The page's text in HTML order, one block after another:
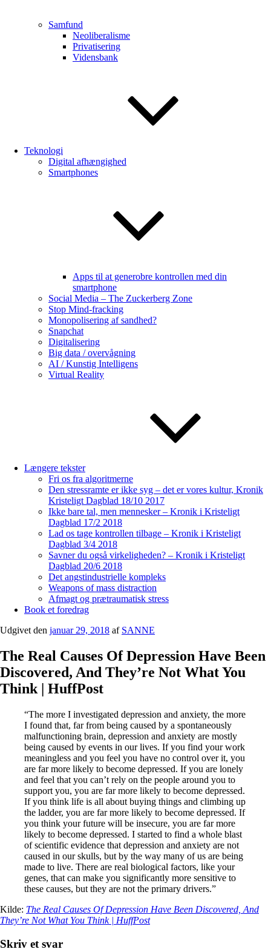
Samfund
Neoliberalisme
Privatisering
Vidensbank
Teknologi
Digital afhængighed
Smartphones
Apps til at generobre kontrollen med din
smartphone
Social Media – The Zuckerberg Zone
Stop Mind-fracking
Monopolisering af sandhed?
Snapchat
Digitalisering
Big data / overvågning
AI / Kunstig Intelligens
Virtual Reality
Længere tekster
Fri os fra algoritmerne
Den stressramte er ikke syg – det er vores kultur, Kronik
Kristeligt Dagblad 18/10 2017
Ikke bare tal, men mennesker – Kronik i Kristeligt
Dagblad 17/2 2018
Lad os tage kontrollen tilbage – Kronik i Kristeligt
Dagblad 3/4 2018
Savner du også virkeligheden? – Kronik i Kristeligt
Dagblad 20/6 2018
Det angstindustrielle kompleks
Weapons of mass distraction
Afmagt og prætraumatisk stress
Book et foredrag
Udgivet den januar 29, 2018 af SANNE
The Real Causes Of Depression Have Been
Discovered, And They’re Not What You
Think | HuffPost
“The more I investigated depression and anxiety, the more
I found that, far from being caused by a spontaneously
malfunctioning brain, depression and anxiety are mostly
being caused by events in our lives. If you find your work
meaningless and you feel you have no control over it, you
are far more likely to become depressed. If you are lonely
and feel that you can’t rely on the people around you to
support you, you are far more likely to become depressed.
If you think life is all about buying things and climbing up
the ladder, you are far more likely to become depressed. If
you think your future will be insecure, you are far more
likely to become depressed. I started to find a whole blast
of scientific evidence that depression and anxiety are not
caused in our skulls, but by the way many of us are being
made to live. There are real biological factors, like your
genes, that can make you significantly more sensitive to
these causes, but they are not the primary drivers.”
Kilde: The Real Causes Of Depression Have Been Discovered, And
They’re Not What You Think | HuffPost
Skriv et svar